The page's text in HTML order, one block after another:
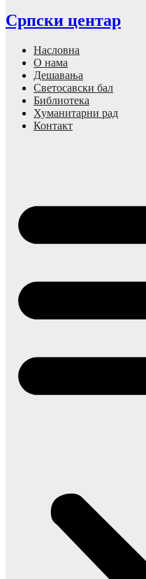
Српски центар
Насловна
О нама
Дешавања
Светосавски бал
Библиотека
Хуманитарни рад
Контакт